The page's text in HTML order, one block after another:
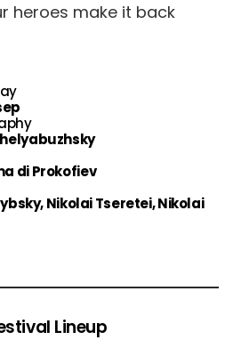
heroes make it back
di Prokofiev
Nikolai Tseretei, Nikolai
Lineup